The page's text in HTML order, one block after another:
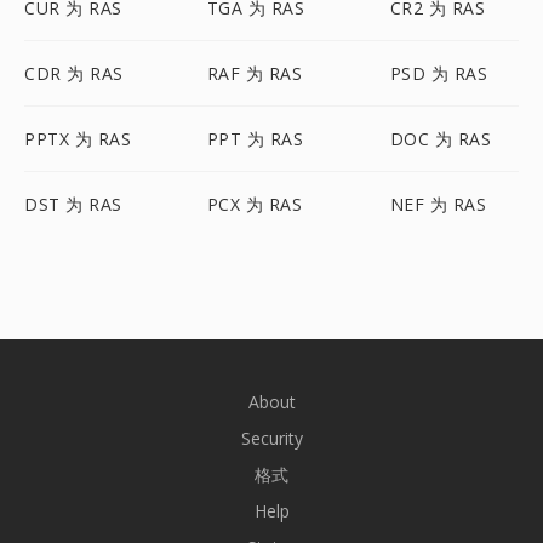
CUR 为 RAS TGA 为 RAS CR2 为 RAS
CDR 为 RAS RAF 为 RAS PSD 为 RAS
PPTX 为 RAS PPT 为 RAS DOC 为 RAS
DST 为 RAS PCX 为 RAS NEF 为 RAS
About
Security
格式
Help